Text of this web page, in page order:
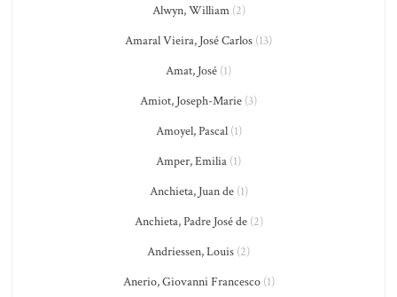
Alwyn, William(2)
Amaral Vieira, José Carlos (13)
Amat, José (1)
Amiot, Joseph-Marie (3)
Amoyel, Pascal(1)
Amper, Emilia (1)
Anchieta, Juan de(1)
Anchieta, Padre José de(2)
Andriessen, Louis (2)
Anerio, Giovanni Francesco(1)